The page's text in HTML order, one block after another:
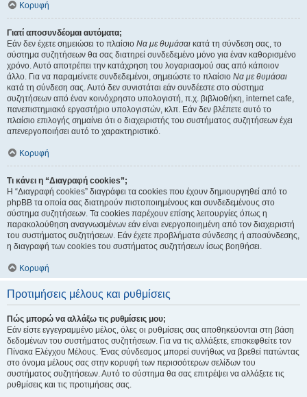
Κορυφή
Γιατί αποσυνδέομαι αυτόματα;
Εάν δεν έχετε σημειώσει το πλαίσιο Να με θυμάσαι κατά τη σύνδεση σας, το
σύστημα συζητήσεων θα σας διατηρεί συνδεδεμένο μόνο για έναν καθορισμένο
χρόνο. Αυτό αποτρέπει την κατάχρηση του λογαριασμού σας από κάποιον
άλλο. Για να παραμείνετε συνδεδεμένοι, σημειώστε το πλαίσιο Να με θυμάσαι
κατά τη σύνδεση σας. Αυτό δεν συνιστάται εάν συνδέεστε στο σύστημα
συζητήσεων από έναν κοινόχρηστο υπολογιστή, π.χ. βιβλιοθήκη, internet cafe,
πανεπιστημιακό εργαστήριο υπολογιστών, κλπ. Εάν δεν βλέπετε αυτό το
πλαίσιο επιλογής σημαίνει ότι ο διαχειριστής του συστήματος συζητήσεων έχει
απενεργοποιήσει αυτό το χαρακτηριστικό.
Κορυφή
Τι κάνει η “Διαγραφή cookies”;
Η “Διαγραφή cookies” διαγράφει τα cookies που έχουν δημιουργηθεί από το
phpBB τα οποία σας διατηρούν πιστοποιημένους και συνδεδεμένους στο
σύστημα συζητήσεων. Τα cookies παρέχουν επίσης λειτουργίες όπως η
παρακολούθηση αναγνωσμένων εάν είναι ενεργοποιημένη από τον διαχειριστή
του συστήματος συζητήσεων. Εάν έχετε προβλήματα σύνδεσης ή αποσύνδεσης,
η διαγραφή των cookies του συστήματος συζητήσεων ίσως βοηθήσει.
Κορυφή
Προτιμήσεις μέλους και ρυθμίσεις
Πώς μπορώ να αλλάξω τις ρυθμίσεις μου;
Εάν είστε εγγεγραμμένο μέλος, όλες οι ρυθμίσεις σας αποθηκεύονται στη βάση
δεδομένων του συστήματος συζητήσεων. Για να τις αλλάξετε, επισκεφθείτε τον
Πίνακα Ελέγχου Μέλους. Ένας σύνδεσμος μπορεί συνήθως να βρεθεί πατώντας
στο όνομα μέλους σας στην κορυφή των περισσότερων σελίδων του
συστήματος συζητήσεων. Αυτό το σύστημα θα σας επιτρέψει να αλλάξετε τις
ρυθμίσεις και τις προτιμήσεις σας.